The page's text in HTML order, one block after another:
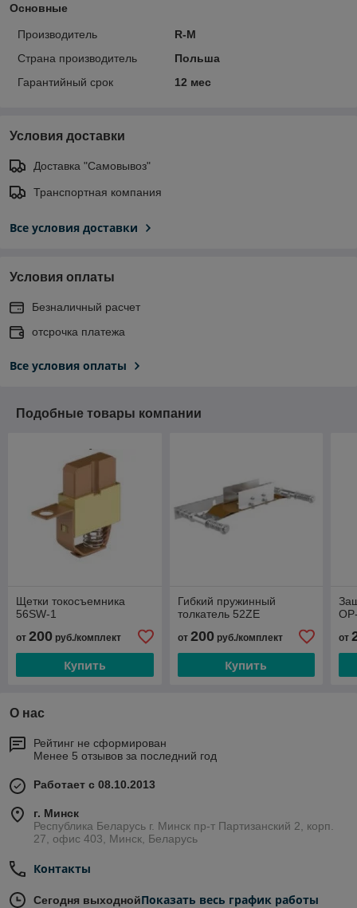
Основные
Производитель
R-M
Страна производитель
Польша
Гарантийный срок
12 мес
Условия доставки
Доставка "Самовывоз"
Транспортная компания
Все условия доставки
Условия оплаты
Безналичный расчет
отсрочка платежа
Все условия оплаты
Подобные товары компании
Щетки токосъемника
56SW-1
от 200 руб./комплект
Купить
Гибкий пружинный
толкатель 52ZE
от 200руб./комплект
Купить
от
О нас
Рейтинг не сформирован
Менее 5 отзывов за последний год
Работает с 08.10.2013
г. Минск
Республика Беларусь г. Минск пр-т Партизанский 2, корп.
27, офис 403, Минск, Беларусь
Контакты
Сегодня выходнойПоказать весь график работы